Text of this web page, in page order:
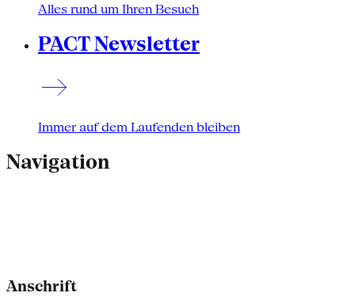
Alles rund um Ihren Besuch
PACT Newsletter
Immer auf dem Laufenden bleiben
Navigation
Anschrift